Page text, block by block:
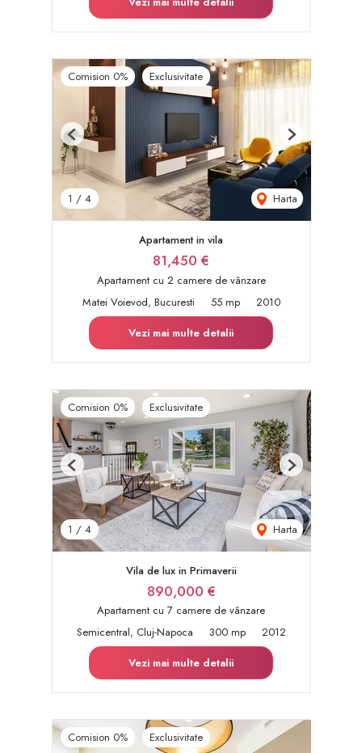
Comision 0% Exclusivitate
1 / 4 Harta
Previous Next
Apartament in vila
81,450 €
Apartament cu 2 camere de vânzare
Matei Voievod, Bucuresti
55 mp
2010
Vezi mai multe detalii
Comision 0% Exclusivitate
1 / 4 Harta
Previous Next
Vila de lux in Primaverii
890,000 €
Apartament cu 7 camere de vânzare
Semicentral, Cluj-Napoca
300 mp
2012
Vezi mai multe detalii
Comision 0% Exclusivitate